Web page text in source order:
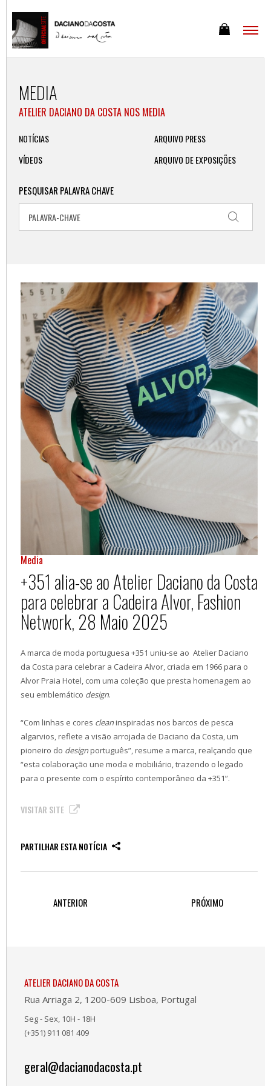
MEDIA
ATELIER DACIANO DA COSTA NOS MEDIA
NOTÍCIAS
VÍDEOS
ARQUIVO PRESS
ARQUIVO DE EXPOSIÇÕES
PESQUISAR PALAVRA CHAVE
Media
+351 alia-se ao Atelier Daciano da Costa
para celebrar a Cadeira Alvor, Fashion
Network, 28 Maio 2025
A marca de moda portuguesa +351 uniu-se ao Atelier Daciano
da Costa para celebrar a Cadeira Alvor, criada em 1966 para o
Alvor Praia Hotel, com uma coleção que presta homenagem ao
seu emblemático design.
“Com linhas e cores cleaninspiradas nos barcos de pesca
algarvios, reflete a visão arrojada de Daciano da Costa, um
pioneiro do designportuguês”, resume a marca, realçando que
“esta colaboração une moda e mobiliário, trazendo o legado
para o presente com o espírito contemporâneo da +351”.
VISITAR SITE
PARTILHAR ESTA NOTÍCIA
ANTERIOR PRÓXIMO
ATELIER DACIANO DA COSTA
Rua Arriaga 2, 1200-609 Lisboa, Portugal
Seg - Sex, 10H - 18H
(+351) 911 081 409
geral@dacianodacosta.pt